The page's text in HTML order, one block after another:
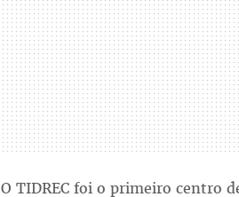
O TIDREC foi o primeiro centro